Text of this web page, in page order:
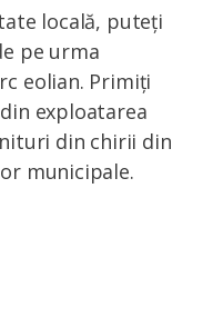
locală, puteți
pe urma
eolian. Primiți
exploatarea
din chirii din
municipale.